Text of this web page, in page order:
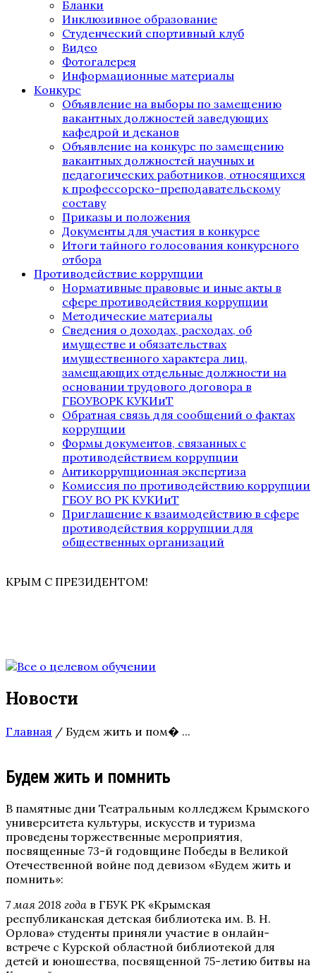
Бланки
Инклюзивное образование
Студенческий спортивный клуб
Видео
Фотогалерея
Информационные материалы
Конкурс
Объявление на выборы по замещению
вакантных должностей заведующих
кафедрой и деканов
Объявление на конкурс по замещению
вакантных должностей научных и
педагогических работников, относящихся
к профессорско-преподавательскому
составу
Приказы и положения
Документы для участия в конкурсе
Итоги тайного голосования конкурсного
отбора
Противодействие коррупции
Нормативные правовые и иные акты в
сфере противодействия коррупции
Методические материалы
Сведения о доходах, расходах, об
имуществе и обязательствах
имущественного характера лиц,
замещающих отдельные должности на
основании трудового договора в
ГБОУВОРК КУКИиТ
Обратная связь для сообщений о фактах
коррупции
Формы документов, связанных с
противодействием коррупции
Антикоррупционная экспертиза
Комиссия по противодействию коррупции
ГБОУ ВО РК КУКИиТ
Приглашение к взаимодействию в сфере
противодействия коррупции для
общественных организаций
КРЫМ С ПРЕЗИДЕНТОМ!
Новости
Главная / Будем жить и пом� ...
Будем жить и помнить
В памятные дни Театральным колледжем Крымского
университета культуры, искусств и туризма
проведены торжественные мероприятия,
посвященные 73-й годовщине Победы в Великой
Отечественной войне под девизом «Будем жить и
помнить»:
7 мая 2018 года в ГБУК РК «Крымская
республиканская детская библиотека им. В. Н.
Орлова» студенты приняли участие в онлайн-
встрече с Курской областной библиотекой для
детей и юношества, посвященной 75-летию битвы на